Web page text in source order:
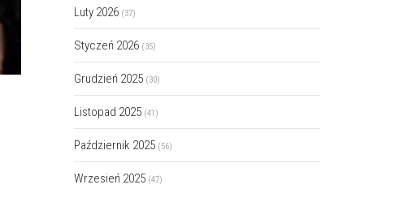
Luty 2026 (37)
Styczeń 2026 (35)
Grudzień 2025 (30)
Listopad 2025 (41)
Październik 2025 (56)
Wrzesień 2025 (47)